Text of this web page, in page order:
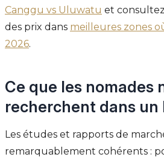
Canggu vs Uluwatu et
des prix dans meilleures zones
2026.
Ce que les nomades
recherchent dans un
Les études et rapports de
remarquablement cohérents :